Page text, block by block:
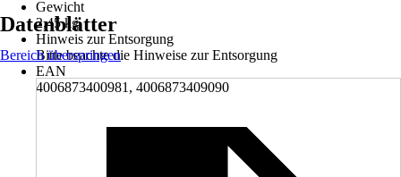
Gewicht
2,45 kg
Hinweis zur Entsorgung
Bitte beachte die Hinweise zur Entsorgung
EAN
4006873400981, 4006873409090
Datenblätter
Bereich überspringen